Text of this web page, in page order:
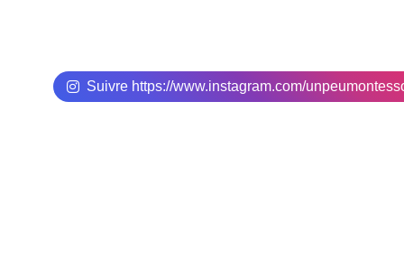
Suivre https://www.instagram.com/